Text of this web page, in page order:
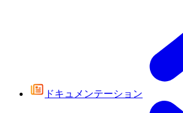
ドキュメンテーション